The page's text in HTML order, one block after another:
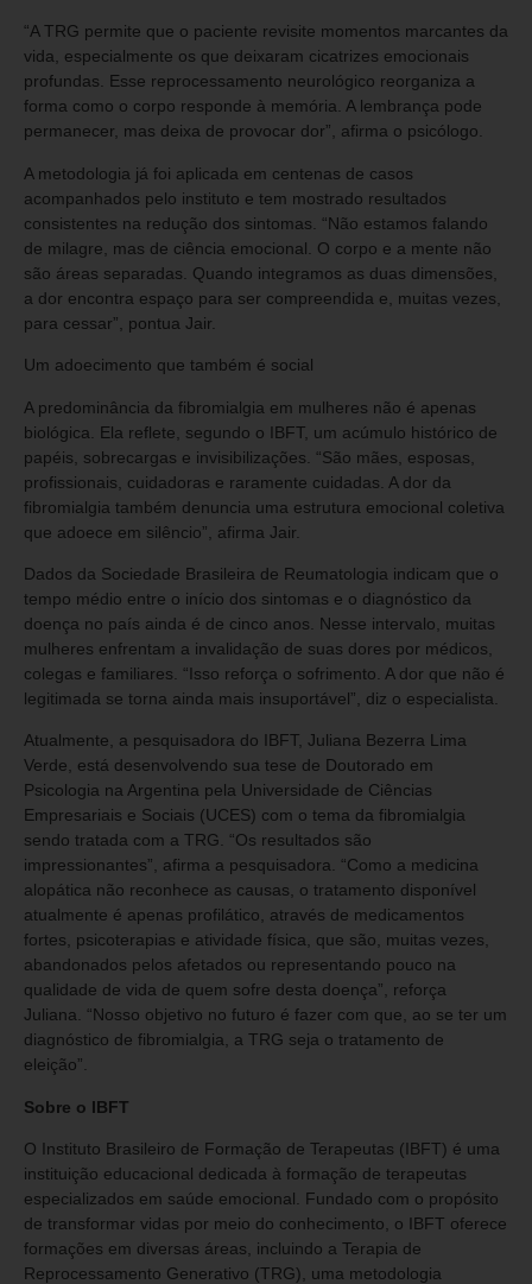
“A TRG permite que o paciente revisite momentos marcantes da
vida, especialmente os que deixaram cicatrizes emocionais
profundas. Esse reprocessamento neurológico reorganiza a
forma como o corpo responde à memória. A lembrança pode
permanecer, mas deixa de provocar dor”, afirma o psicólogo.
A metodologia já foi aplicada em centenas de casos
acompanhados pelo instituto e tem mostrado resultados
consistentes na redução dos sintomas. “Não estamos falando
de milagre, mas de ciência emocional. O corpo e a mente não
são áreas separadas. Quando integramos as duas dimensões,
a dor encontra espaço para ser compreendida e, muitas vezes,
para cessar”, pontua Jair.
Um adoecimento que também é social
A predominância da fibromialgia em mulheres não é apenas
biológica. Ela reflete, segundo o IBFT, um acúmulo histórico de
papéis, sobrecargas e invisibilizações. “São mães, esposas,
profissionais, cuidadoras e raramente cuidadas. A dor da
fibromialgia também denuncia uma estrutura emocional coletiva
que adoece em silêncio”, afirma Jair.
Dados da Sociedade Brasileira de Reumatologia indicam que o
tempo médio entre o início dos sintomas e o diagnóstico da
doença no país ainda é de cinco anos. Nesse intervalo, muitas
mulheres enfrentam a invalidação de suas dores por médicos,
colegas e familiares. “Isso reforça o sofrimento. A dor que não é
legitimada se torna ainda mais insuportável”, diz o especialista.
Atualmente, a pesquisadora do IBFT, Juliana Bezerra Lima
Verde, está desenvolvendo sua tese de Doutorado em
Psicologia na Argentina pela Universidade de Ciências
Empresariais e Sociais (UCES) com o tema da fibromialgia
sendo tratada com a TRG. “Os resultados são
impressionantes”, afirma a pesquisadora. “Como a medicina
alopática não reconhece as causas, o tratamento disponível
atualmente é apenas profilático, através de medicamentos
fortes, psicoterapias e atividade física, que são, muitas vezes,
abandonados pelos afetados ou representando pouco na
qualidade de vida de quem sofre desta doença”, reforça
Juliana. “Nosso objetivo no futuro é fazer com que, ao se ter um
diagnóstico de fibromialgia, a TRG seja o tratamento de
eleição”.
Sobre o IBFT
O Instituto Brasileiro de Formação de Terapeutas (IBFT) é uma
instituição educacional dedicada à formação de terapeutas
especializados em saúde emocional. Fundado com o propósito
de transformar vidas por meio do conhecimento, o IBFT oferece
formações em diversas áreas, incluindo a Terapia de
Reprocessamento Generativo (TRG), uma metodologia